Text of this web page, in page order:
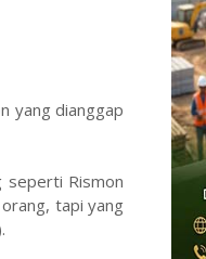
yang dianggap
seperti Rismon
tapi yang